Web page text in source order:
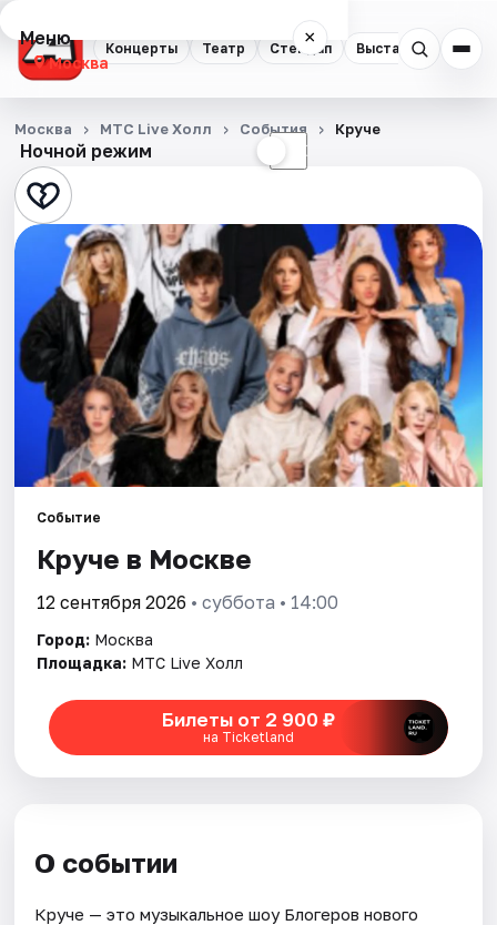
Концерты Театр Стендап Выставки
Меню ×
Москва
Концерты
Театр
Стендап
Выставки
Квесты
Экскурсии
Спорт
События
Города
Площадки
Артисты
Рейтинги
Ночной режим ☾
Москва МТС Live Холл События Круче
Событие
Круче в Москве
12 сентября 2026 • суббота • 14:00
Город: Москва
Площадка: МТС Live Холл
Билеты от 2 900 ₽
на Ticketland
О событии
Круче — это музыкальное шоу Блогеров нового